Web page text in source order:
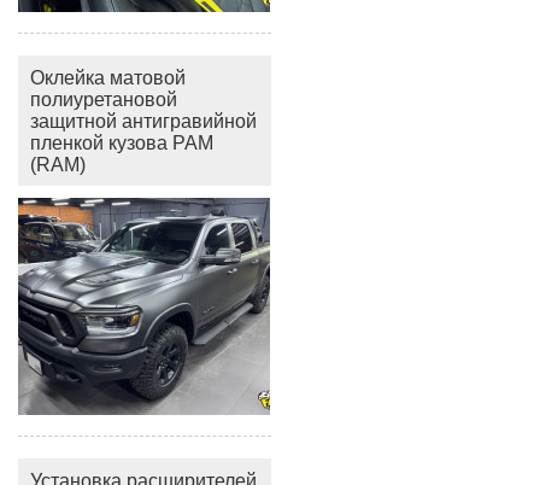
Оклейка матовой
полиуретановой
защитной антигравийной
пленкой кузова РАМ
(RAM)
Установка расширителей